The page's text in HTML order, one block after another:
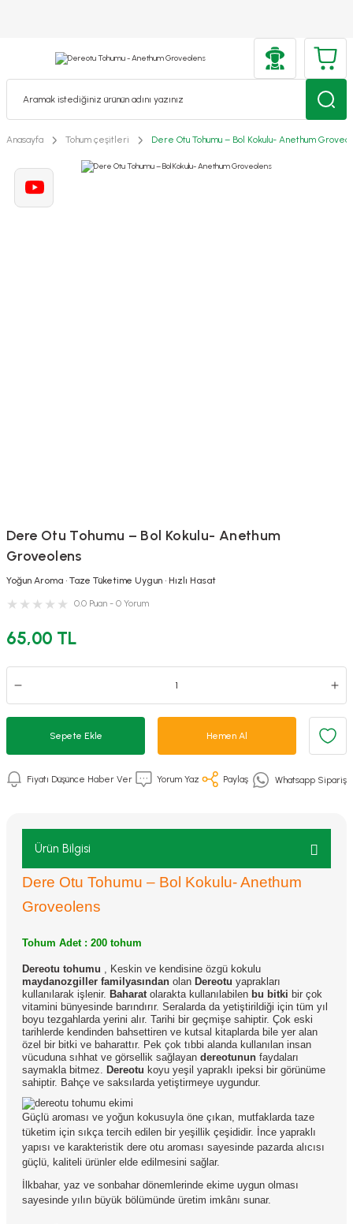
Anasayfa Tohum çeşitleri Dere Otu Tohumu – Bol Kokulu- Anethum
Dere Otu Tohumu – Bol Kokulu- Anethum
Groveolens
Yoğun Aroma • Taze Tüketime Uygun • Hızlı Hasat
0.0 Puan - 0 Yorum
65,00 TL
Sepete Ekle Hemen Al
Fiyatı Düşünce Haber Ver Yorum Yaz Paylaş Whatsapp Sipariş
Ürün Bilgisi
Dere Otu Tohumu – Bol Kokulu- Anethum
Groveolens
Tohum Adet : 200 tohum
Dereotu tohumu , Keskin ve kendisine özgü kokulu
maydanozgiller familyasından olan Dereotu yaprakları
kullanılarak işlenir. Baharatolarakta kullanılabilen bu bitki bir çok
vitamini bünyesinde barındırır. Seralarda da yetiştirildiği için tüm yıl
boyu tezgahlarda yerini alır. Tarihi bir geçmişe sahiptir. Çok eski
tarihlerde kendinden bahsettiren ve kutsal kitaplarda bile yer alan
özel bir bitki ve baharattır. Pek çok tıbbi alanda kullanılan insan
vücuduna sıhhat ve görsellik sağlayan dereotunun faydaları
saymakla bitmez. Dereotu koyu yeşil yapraklı ipeksi bir görünüme
sahiptir. Bahçe ve saksılarda yetiştirmeye uygundur.
Güçlü aroması ve yoğun kokusuyla öne çıkan, mutfaklarda taze
tüketim için sıkça tercih edilen bir yeşillik çeşididir. İnce yapraklı
yapısı ve karakteristik dere otu aroması sayesinde pazarda alıcısı
güçlü, kaliteli ürünler elde edilmesini sağlar.
İlkbahar, yaz ve sonbahar dönemlerinde ekime uygun olması
sayesinde yılın büyük bölümünde üretim imkânı sunar.